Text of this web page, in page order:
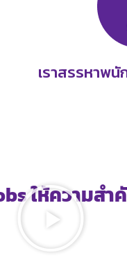
เราสรรหาพนั
ให้ความส